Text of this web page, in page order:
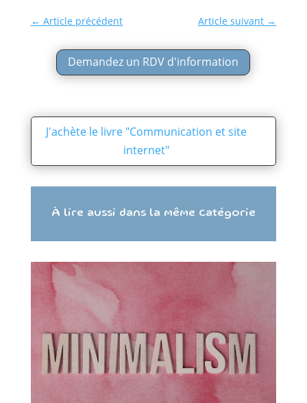
← Article précédent Article suivant →
Demandez un RDV d'information
J'achète le livre "Communication et site
internet"
À lire aussi dans la même catégorie